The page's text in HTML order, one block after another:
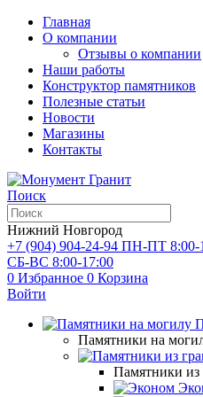
Главная
О компании
Отзывы о компании
Наши работы
Конструктор памятников
Полезные статьи
Новости
Магазины
Контакты
Поиск
Нижний Новгород
+7 (904) 904-24-94 ПН-ПТ 8:00-
СБ-ВС 8:00-17:00
0 Избранное 0 Корзина
Войти
Памятники на
Памятники из